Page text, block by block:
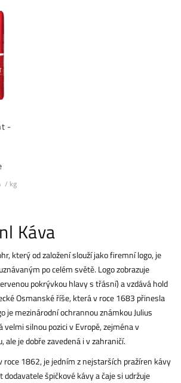
-
/ kg
Káva
který od založení slouží jako firemní logo, je
po celém světě. Logo zobrazuje
pokrývkou hlavy s třásní) a vzdává hold
Osmanské říše, která v roce 1683 přinesla
je mezinárodní ochrannou známkou Julius
velmi silnou pozici v Evropě, zejména v
ale je dobře zavedená i v zahraničí.
roce 1862, je jedním z nejstarších pražíren kávy
dodavatele špičkové kávy a čaje si udržuje